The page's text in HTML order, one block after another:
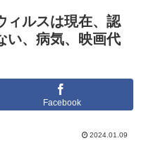
ィルスは現在、認
い、病気、映画代
Facebook
2024.01.09